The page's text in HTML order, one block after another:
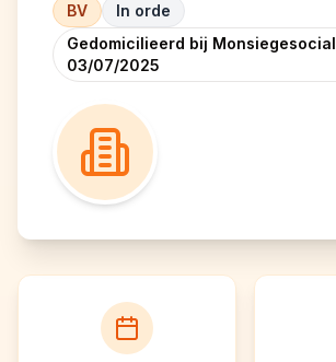
BV
In orde
Gedomicilieerd bij
03/07/2025